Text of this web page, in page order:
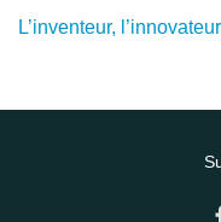
L’inventeur,